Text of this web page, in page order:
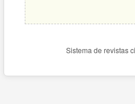
Sistema de revistas